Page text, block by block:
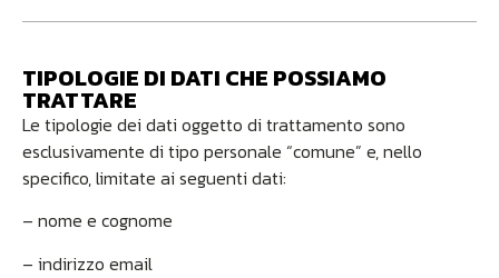
TIPOLOGIE DI DATI CHE POSSIAMO
TRATTARE
Le tipologie dei dati oggetto di trattamento sono
esclusivamente di tipo personale “comune” e, nello
specifico, limitate ai seguenti dati:
– nome e cognome
– indirizzo email